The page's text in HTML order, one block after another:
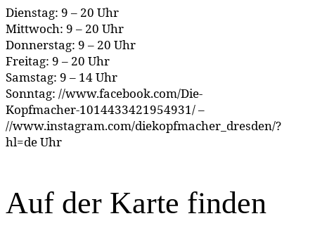
Dienstag: 9 – 20 Uhr
Mittwoch: 9 – 20 Uhr
Donnerstag: 9 – 20 Uhr
Freitag: 9 – 20 Uhr
Samstag: 9 – 14 Uhr
Sonntag: //www.facebook.com/Die-
Kopfmacher-1014433421954931/ –
//www.instagram.com/diekopfmacher_dresden/?
hl=de Uhr
Auf der Karte finden